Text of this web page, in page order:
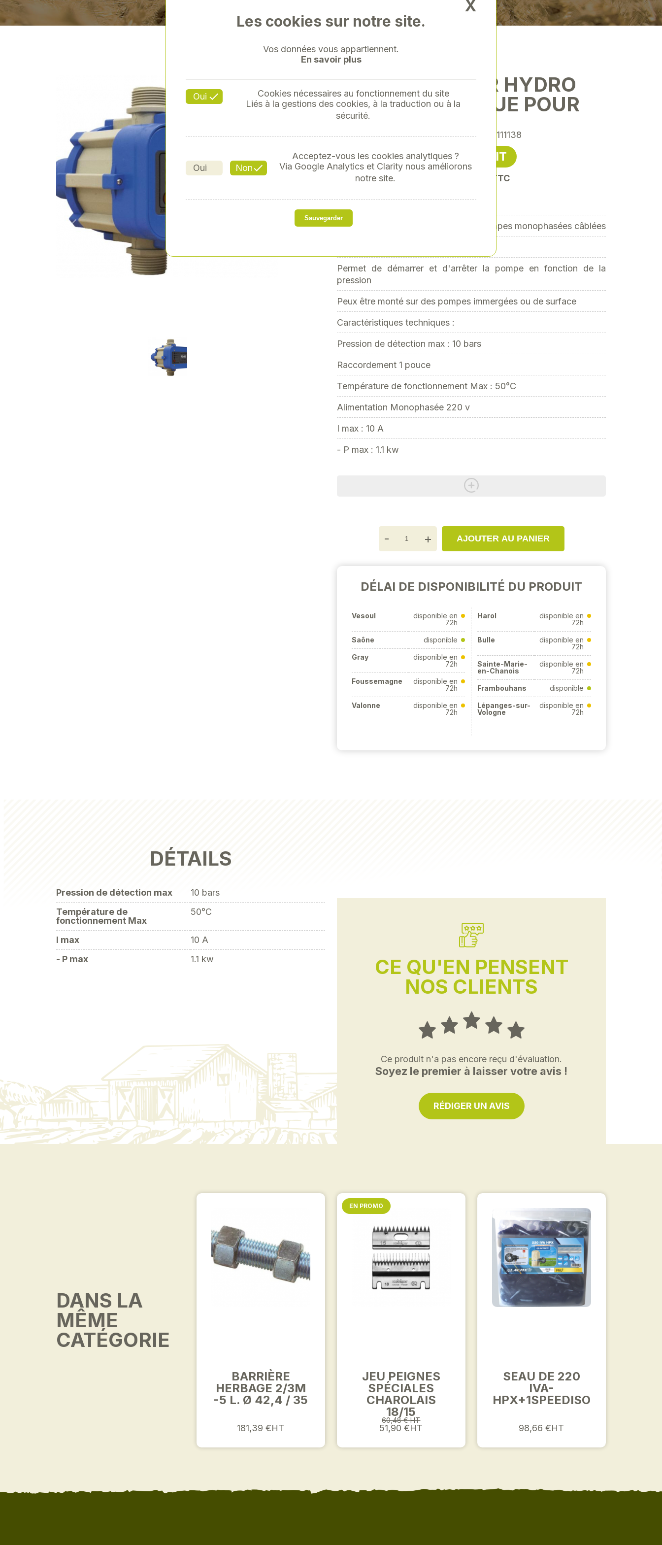
Previous
REGULATEUR HYDRO
ELECTRONIQUE POUR
Référence: REN-111138
148,80 € HT
soit 178,56 € TTC
Automate hydro électronique pour pompes monophasées câblées
Permet de démarrer et d'arrêter la pompe en fonction de la
pression
Peux être monté sur des pompes immergées ou de surface
Caractéristiques techniques :
Pression de détection max : 10 bars
Raccordement 1 pouce
Température de fonctionnement Max : 50°C
Alimentation Monophasée 220 v
I max : 10 A
- P max : 1.1 kw
- + AJOUTER AU PANIER
DÉLAI DE DISPONIBILITÉ DU PRODUIT
Vesoul
disponible en
72h
Saône disponible
Gray
disponible en
72h
Foussemagne
disponible en
72h
Valonne
disponible en
72h
Harol
disponible en
72h
Bulle
disponible en
72h
Sainte-Marie-
en-Chanois
disponible en
72h
Frambouhans disponible
Lépanges-sur-
Vologne
disponible en
72h
DÉTAILS
Pression de détection max
10 bars
Température de
fonctionnement Max
50°C
I max
10 A
- P max
1.1 kw
CE QU'EN PENSENT
NOS CLIENTS
Ce produit n'a pas encore reçu d'évaluation.
Soyez le premier à laisser votre avis !
RÉDIGER UN AVIS
DANS LA
MÊME
CATÉGORIE
BARRIÈRE
HERBAGE 2/3M
-5 L. Ø 42,4 / 35
181,39 €HT
JEU PEIGNES
SPÉCIALES
CHAROLAIS
18/15
60,48 € HT
51,90 €HT
EN PROMO
SEAU DE 220
IVA-
HPX+1SPEEDISO
98,66 €HT
X
Les cookies sur notre site.
Vos données vous appartiennent.
En savoir plus
Oui
Cookies nécessaires au fonctionnement du site
Liés à la gestions des cookies, à la traduction ou à la
sécurité.
Oui Non
Acceptez-vous les cookies analytiques ?
Via Google Analytics et Clarity nous améliorons
notre site.
Sauvegarder